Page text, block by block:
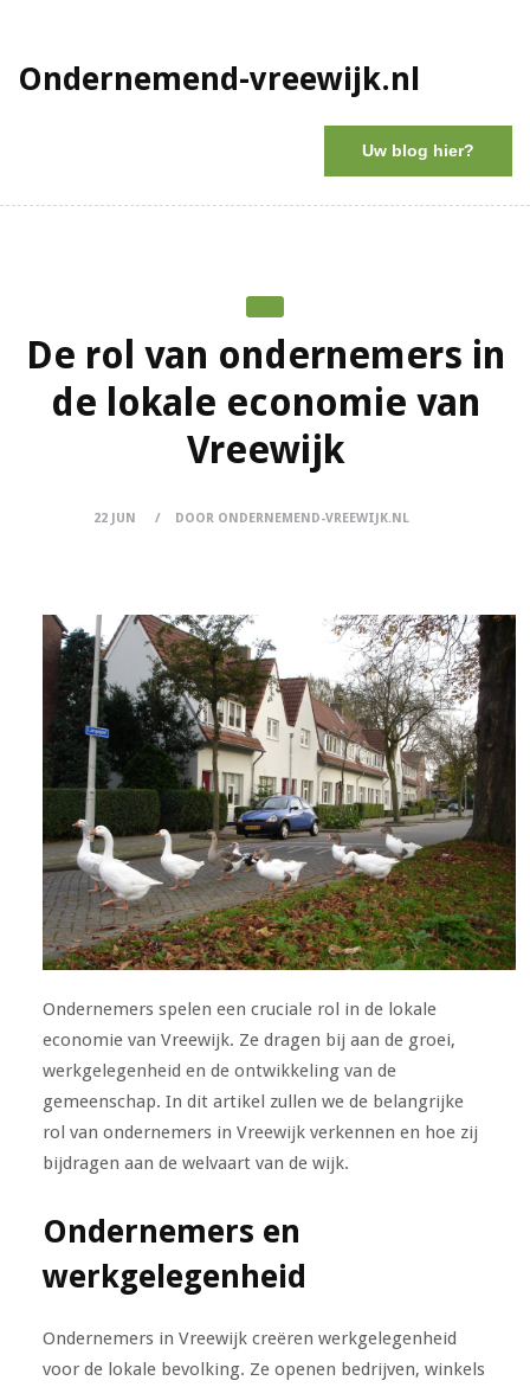
Ondernemend-vreewijk.nl
Uw blog hier?
De rol van ondernemers in
de lokale economie van
Vreewijk
22 JUN DOOR ONDERNEMEND-VREEWIJK.NL
Ondernemers spelen een cruciale rol in de lokale
economie van Vreewijk. Ze dragen bij aan de groei,
werkgelegenheid en de ontwikkeling van de
gemeenschap. In dit artikel zullen we de belangrijke
rol van ondernemers in Vreewijk verkennen en hoe zij
bijdragen aan de welvaart van de wijk.
Ondernemers en
werkgelegenheid
Ondernemers in Vreewijk creëren werkgelegenheid
voor de lokale bevolking. Ze openen bedrijven, winkels